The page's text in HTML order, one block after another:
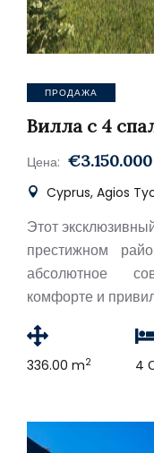
ПРОДАЖА
Вилла с 4
Цена: €3.150.000
Cyprus, Agios
Этот
престижном
абсолютное
комфорте и
336.00 m2 4